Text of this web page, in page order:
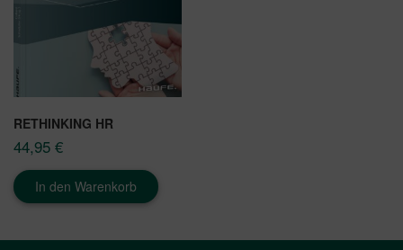
RETHINKING HR
44,95 €
In den Warenkorb